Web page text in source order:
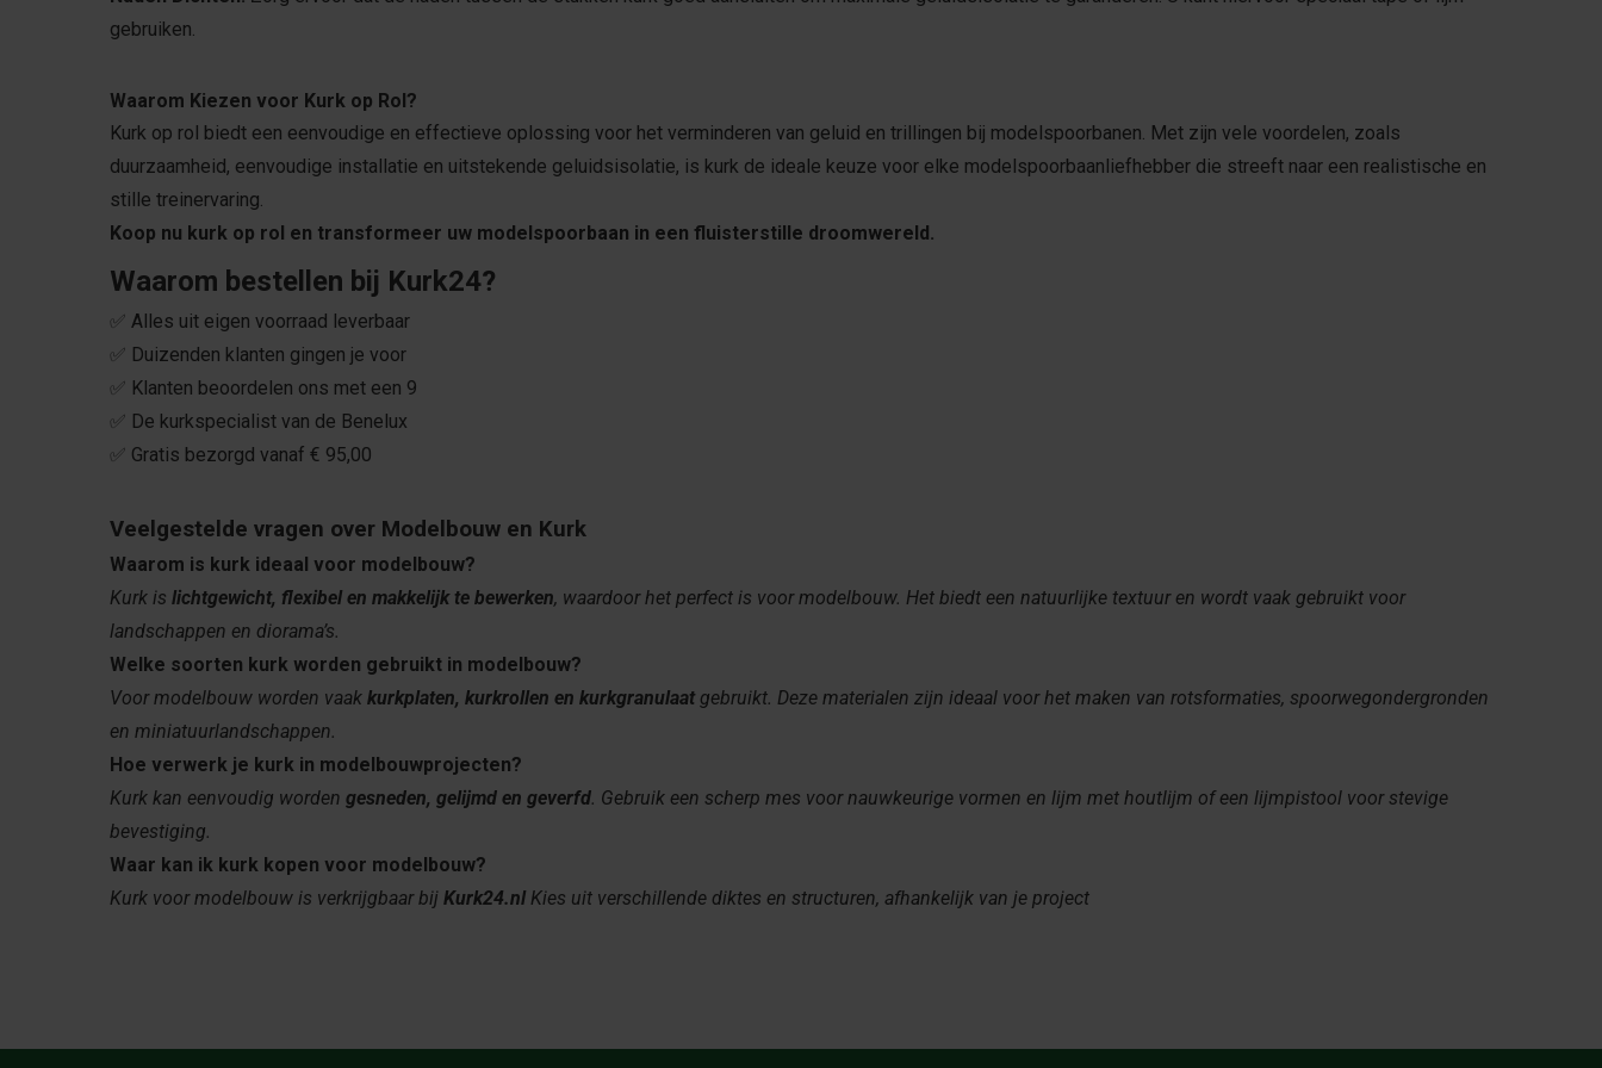
gebruiken.
Waarom Kiezen voor Kurk op Rol?
Kurk op rol biedt een eenvoudige en effectieve oplossing voor het verminderen van geluid en trillingen bij modelspoorbanen. Met zijn vele voordelen, zoals
duurzaamheid, eenvoudige installatie en uitstekende geluidsisolatie, is kurk de ideale keuze voor elke modelspoorbaanliefhebber die streeft naar een realistische en
stille treinervaring.
Koop nu kurk op rol en transformeer uw modelspoorbaan in een fluisterstille droomwereld.
Waarom bestellen bij Kurk24?
✅ Alles uit eigen voorraad leverbaar
✅ Duizenden klanten gingen je voor
✅ Klanten beoordelen ons met een 9
✅ De kurkspecialist van de Benelux
✅ Gratis bezorgd vanaf € 95,00
Veelgestelde vragen over Modelbouw en Kurk
Waarom is kurk ideaal voor modelbouw?
Kurk is lichtgewicht, flexibel en makkelijk te bewerken, waardoor het perfect is voor modelbouw. Het biedt een natuurlijke textuur en wordt vaak gebruikt voor
landschappen en diorama’s.
Welke soorten kurk worden gebruikt in modelbouw?
Voor modelbouw worden vaak kurkplaten, kurkrollen en kurkgranulaat gebruikt. Deze materialen zijn ideaal voor het maken van rotsformaties, spoorwegondergronden
en miniatuurlandschappen.
Hoe verwerk je kurk in modelbouwprojecten?
Kurk kan eenvoudig worden gesneden, gelijmd en geverfd. Gebruik een scherp mes voor nauwkeurige vormen en lijm met houtlijm of een lijmpistool voor stevige
bevestiging.
Waar kan ik kurk kopen voor modelbouw?
Kurk voor modelbouw is verkrijgbaar bij Kurk24.nl Kies uit verschillende diktes en structuren, afhankelijk van je project